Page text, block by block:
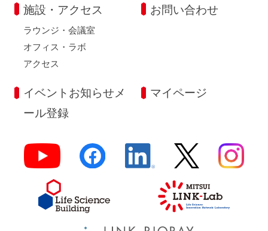
施設・アクセス
ラウンジ・会議室
オフィス・ラボ
アクセス
お問い合わせ
イベントお知らせメ
ール登録
マイページ